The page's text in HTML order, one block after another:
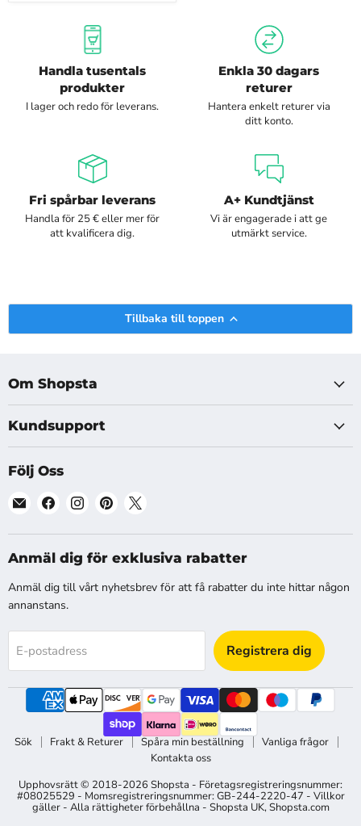
Handla tusentals
produkter
I lager och redo för leverans.
Enkla 30 dagars
returer
Hantera enkelt returer via
ditt konto.
Fri spårbar leverans
Handla för 25 € eller mer för
att kvalificera dig.
A+ Kundtjänst
Vi är engagerade i att ge
utmärkt service.
Tillbaka till toppen
Om Shopsta
Kundsupport
Följ Oss
Hitta
på
E-
Hitta
på
Facebook
Hitta
på
Instagram
Hitta
på
Pinterest
på
X
Anmäl dig för exklusiva rabatter
Anmäl dig till vårt nyhetsbrev för att få rabatter du inte hittar någon
annanstans.
E-postadress Registrera dig
Sök Frakt & Returer Spåra min beställning
Vanliga frågor
Kontakta oss
Upphovsrätt © 2018-2026 Shopsta - Företagsregistreringsnummer:
#08025529 - Momsregistreringsnummer: GB-244-2220-47 - Villkor
gäller - Alla rättigheter förbehållna - Shopsta UK,Shopsta.com